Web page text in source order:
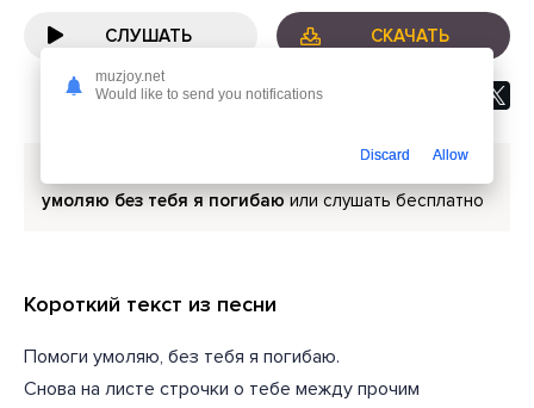
СЛУШАТЬ СКАЧАТЬ
умоляю без тебя я погибаюили слушать бесплатно
Короткий текст из песни
Помоги умоляю, без тебя я погибаю.
Снова на листе строчки о тебе между прочим
muzjoy.net
Would like to send you notifications
Discard Allow